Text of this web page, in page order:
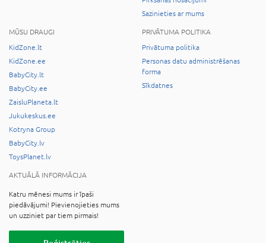
Sazinieties ar mums
MŪSU DRAUGI
KidZone.lt
KidZone.ee
BabyCity.lt
BabyCity.ee
ZaisluPlaneta.lt
Jukukeskus.ee
Kotryna Group
BabyCity.lv
ToysPlanet.lv
PRIVĀTUMA POLITIKA
Privātuma politika
Personas datu administrēšanas
forma
Sīkdatnes
AKTUĀLĀ INFORMĀCIJA
Katru mēnesi mums ir īpaši
piedāvājumi! Pievienojieties mums
un uzziniet par tiem pirmais!